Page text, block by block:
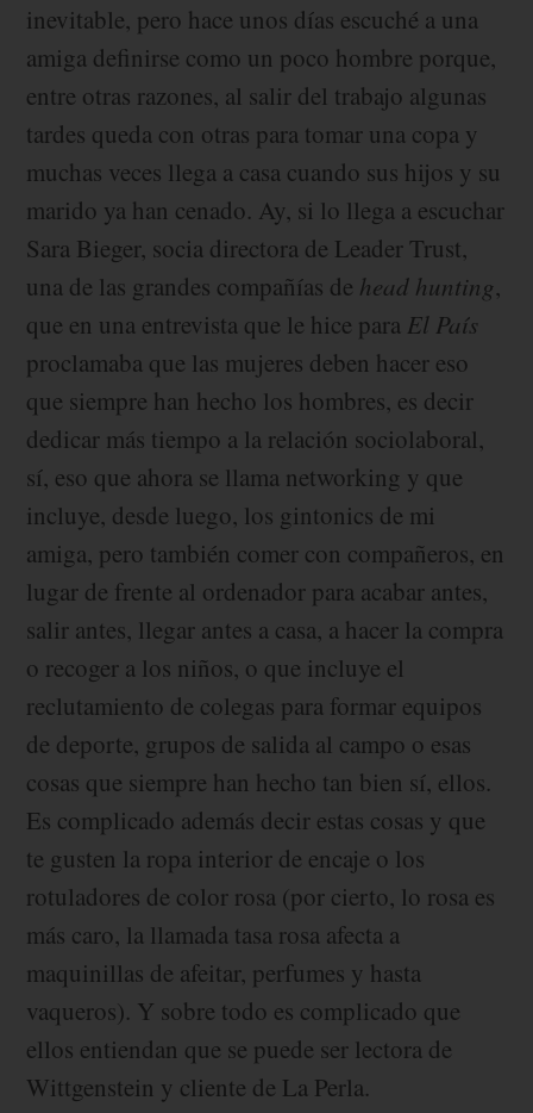
inevitable, pero hace unos días escuché a una
amiga definirse como un poco hombre porque,
entre otras razones, al salir del trabajo algunas
tardes queda con otras para tomar una copa y
muchas veces llega a casa cuando sus hijos y su
marido ya han cenado. Ay, si lo llega a escuchar
Sara Bieger, socia directora de Leader Trust,
una de las grandes compañías de head hunting,
que en una entrevista que le hice para El País
proclamaba que las mujeres deben hacer eso
que siempre han hecho los hombres, es decir
dedicar más tiempo a la relación sociolaboral,
sí, eso que ahora se llama networking y que
incluye, desde luego, los gintonics de mi
amiga, pero también comer con compañeros, en
lugar de frente al ordenador para acabar antes,
salir antes, llegar antes a casa, a hacer la compra
o recoger a los niños, o que incluye el
reclutamiento de colegas para formar equipos
de deporte, grupos de salida al campo o esas
cosas que siempre han hecho tan bien sí, ellos.
Es complicado además decir estas cosas y que
te gusten la ropa interior de encaje o los
rotuladores de color rosa (por cierto, lo rosa es
más caro, la llamada tasa rosa afecta a
maquinillas de afeitar, perfumes y hasta
vaqueros). Y sobre todo es complicado que
ellos entiendan que se puede ser lectora de
Wittgenstein y cliente de La Perla.